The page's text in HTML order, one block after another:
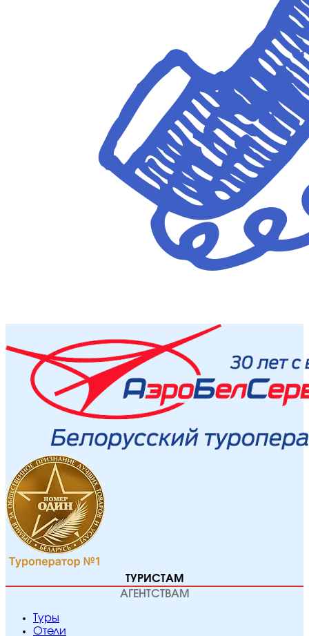
ТУРИСТАМ
АГЕНТСТВАМ
Туры
Отели